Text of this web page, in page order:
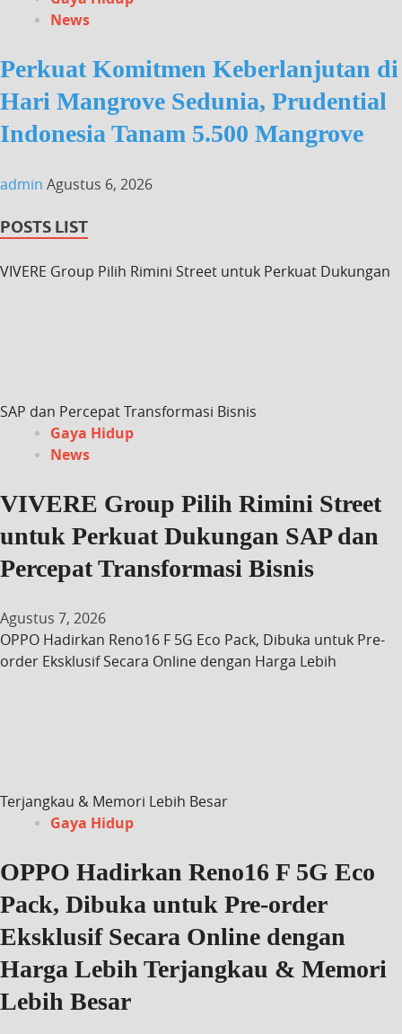
News
Perkuat Komitmen Keberlanjutan di
Hari Mangrove Sedunia, Prudential
Indonesia Tanam 5.500 Mangrove
admin Agustus 6, 2026
POSTS LIST
VIVERE Group Pilih Rimini Street untuk Perkuat Dukungan
SAP dan Percepat Transformasi Bisnis
Gaya Hidup
News
VIVERE Group Pilih Rimini Street
untuk Perkuat Dukungan SAP dan
Percepat Transformasi Bisnis
Agustus 7, 2026
OPPO Hadirkan Reno16 F 5G Eco Pack, Dibuka untuk Pre-
order Eksklusif Secara Online dengan Harga Lebih
Terjangkau & Memori Lebih Besar
Gaya Hidup
OPPO Hadirkan Reno16 F 5G Eco
Pack, Dibuka untuk Pre-order
Eksklusif Secara Online dengan
Harga Lebih Terjangkau & Memori
Lebih Besar